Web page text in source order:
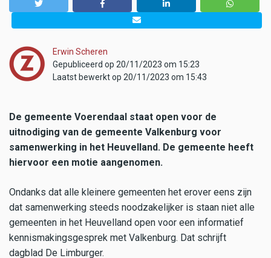
Erwin Scheren
Gepubliceerd op 20/11/2023 om 15:23
Laatst bewerkt op 20/11/2023 om 15:43
De gemeente Voerendaal staat open voor de
uitnodiging van de gemeente Valkenburg voor
samenwerking in het Heuvelland. De gemeente heeft
hiervoor een motie aangenomen.
Ondanks dat alle kleinere gemeenten het erover eens zijn
dat samenwerking steeds noodzakelijker is staan niet alle
gemeenten in het Heuvelland open voor een informatief
kennismakingsgesprek met Valkenburg. Dat schrijft
dagblad De Limburger.